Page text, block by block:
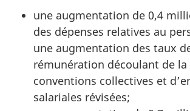
une augmentation de 0,4
des dépenses relatives au
une augmentation des taux
rémunération découlant de
conventions collectives et
salariales révisées;